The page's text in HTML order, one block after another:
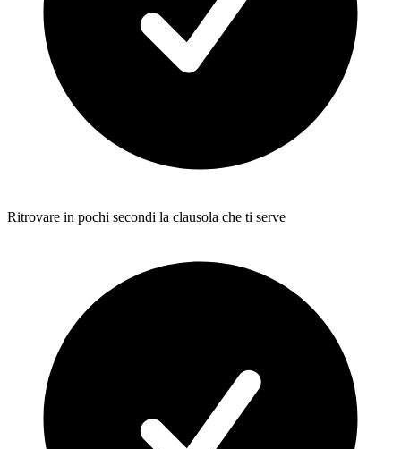
Ritrovare in pochi secondi la clausola che ti serve